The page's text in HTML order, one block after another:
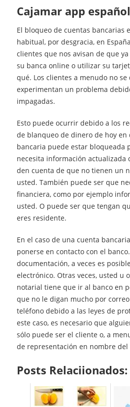
cajamar app español
El bloqueo de cuentas bancarias
habitual, por desgracia, en
clientes que nos avisan de que
su banca online o utilizar su
qué. Los clientes a menudo no
experimentan un problema
impagadas.
Esto puede ocurrir debido a los
de blanqueo de dinero de hoy en
bancaria puede estar bloqueada
necesita información actualizada
den cuenta de que no tienen un
usted. También puede ser que
financiera, como por ejemplo
usted. O puede ser que tengan
eres residente.
En el caso de una cuenta
ponerse en contacto con el
documentación, a veces es
electrónico. Otras veces, usted u
notarial tiene que ir al banco en
que no le digan mucho por
teléfono debido a las leyes de
este caso, es necesario que
sólo puede ser el cliente o, a
de representación en nombre del
Posts Relaciionados: